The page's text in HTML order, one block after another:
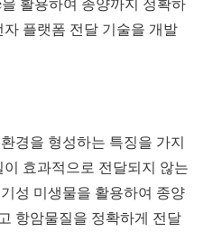
플랫폼 전달 기술을 개발
경을 형성하는 특징을 가지
효과적으로 전달되지 않는
성 미생물을 활용하여 종양
항암물질을 정확하게 전달